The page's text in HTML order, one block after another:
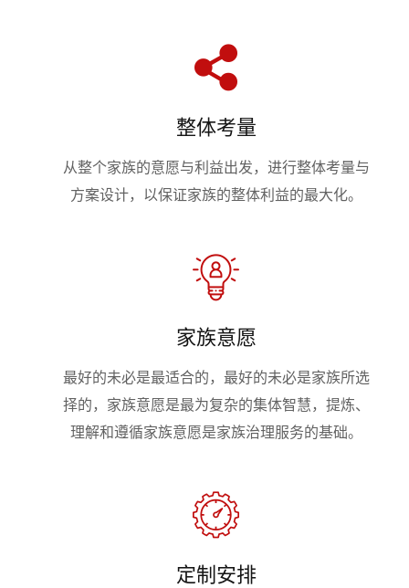
整体考量
从整个家族的意愿与利益出发，进行整体考量与
方案设计，以保证家族的整体利益的最大化。
家族意愿
最好的未必是最适合的，最好的未必是家族所选
择的，家族意愿是最为复杂的集体智慧，提炼、
理解和遵循家族意愿是家族治理服务的基础。
定制安排